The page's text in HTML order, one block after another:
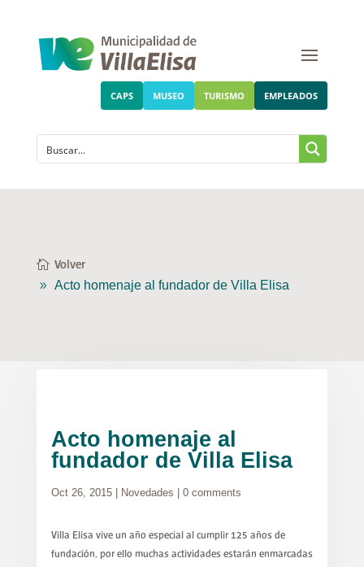
CAPS MUSEO TURISMO EMPLEADOS
Volver
Acto homenaje al fundador de Villa Elisa
Acto homenaje al
fundador de Villa Elisa
Oct 26, 2015| Novedades 0 comments
Villa Elisa vive un año especial al cumplir 125 años de
fundación, por ello muchas actividades estarán enmarcadas